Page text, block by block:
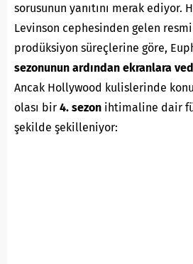
sorusunun yanıtını merak ediyor.
Levinson cephesinden gelen
prodüksiyon süreçlerine göre,
sezonunun ardından ekranlara
Ancak Hollywood kulislerinde
olası bir 4. sezon ihtimaline dair
şekilde şekilleniyor: